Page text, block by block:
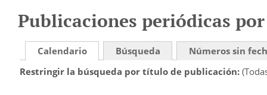
Publicaciones periódicas
Calendario Búsqueda
Números sin
Restringir la búsqueda por título de publicación